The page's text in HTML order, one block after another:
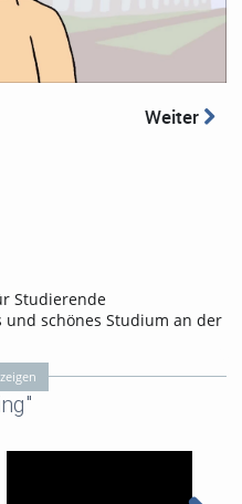
Weiter
Studierende
schönes Studium an der